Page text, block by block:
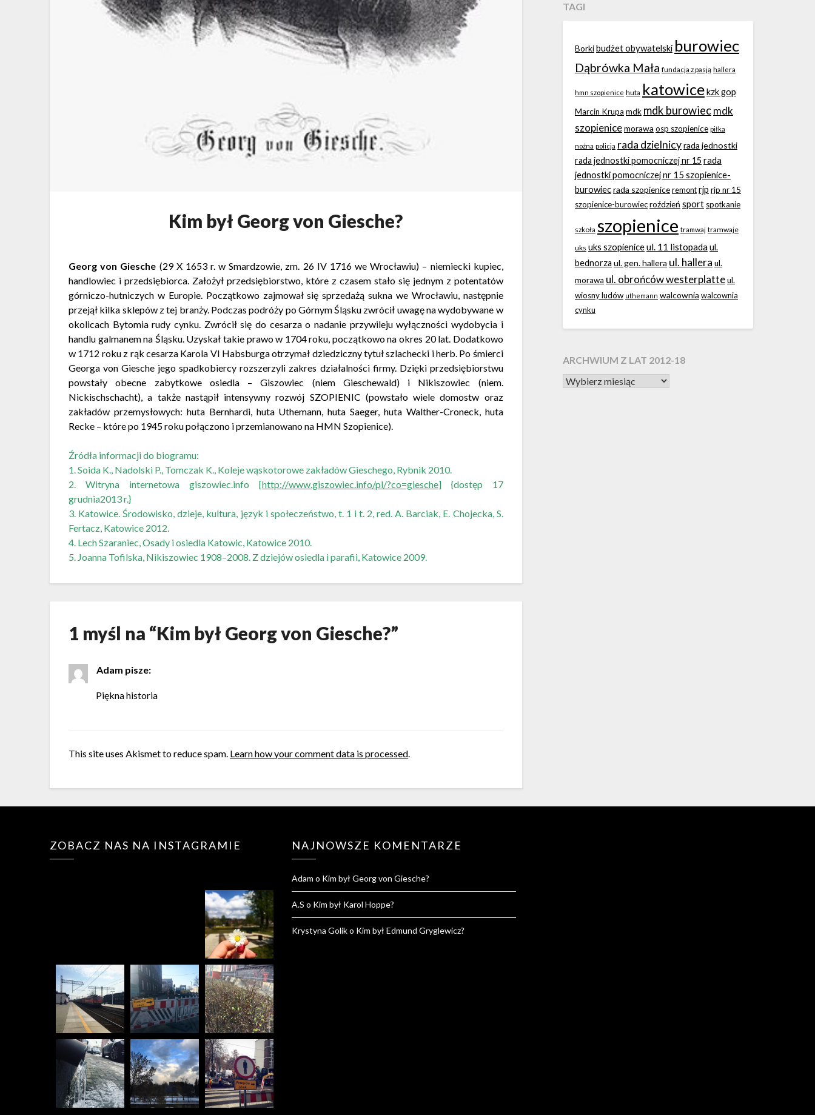
Kim był Georg von Giesche?
Georg von Giesche (29 X 1653 r. w Smardzowie, zm. 26 IV 1716 we Wrocławiu) – niemiecki kupiec,
handlowiec i przedsiębiorca. Założył przedsiębiorstwo, które z czasem stało się jednym z potentatów
górniczo-hutniczych w Europie. Początkowo zajmował się sprzedażą sukna we Wrocławiu, następnie
przejął kilka sklepów z tej branży. Podczas podróży po Górnym Śląsku zwrócił uwagę na wydobywane w
okolicach Bytomia rudy cynku. Zwrócił się do cesarza o nadanie przywileju wyłączności wydobycia i
handlu galmanem na Śląsku. Uzyskał takie prawo w 1704 roku, początkowo na okres 20 lat. Dodatkowo
w 1712 roku z rąk cesarza Karola VI Habsburga otrzymał dziedziczny tytuł szlachecki i herb. Po śmierci
Georga von Giesche jego spadkobiercy rozszerzyli zakres działalności firmy. Dzięki przedsiębiorstwu
powstały obecne zabytkowe osiedla – Giszowiec (niem Gieschewald) i Nikiszowiec (niem.
Nickischschacht), a także nastąpił intensywny rozwój SZOPIENIC (powstało wiele domostw oraz
zakładów przemysłowych: huta Bernhardi, huta Uthemann, huta Saeger, huta Walther-Croneck, huta
Recke – które po 1945 roku połączono i przemianowano na HMN Szopienice).
Źródła informacji do biogramu:
1. Soida K., Nadolski P., Tomczak K., Koleje wąskotorowe zakładów Gieschego, Rybnik 2010.
2. Witryna internetowa giszowiec.info [http://www.giszowiec.info/pl/?co=giesche] {dostęp 17
grudnia2013 r.}
3. Katowice. Środowisko, dzieje, kultura, język i społeczeństwo, t. 1 i t. 2, red. A. Barciak, E. Chojecka, S.
Fertacz, Katowice 2012.
4. Lech Szaraniec, Osady i osiedla Katowic, Katowice 2010.
5. Joanna Tofilska, Nikiszowiec 1908–2008. Z dziejów osiedla i parafii, Katowice 2009.
1 myśl na “Kim był Georg von Giesche?”
Adam pisze:
Piękna historia
This site uses Akismet to reduce spam. Learn how your comment data is processed.
TAGI
Borkibudżet obywatelski burowiec
Dąbrówka Mała fundacja z pasją hallera
hmn szopienice huta katowicekzk gop
Marcin Krupa mdk mdk burowiecmdk
szopienicemorawa osp szopienice piłka
nożna policja rada dzielnicyrada jednostki
rada jednostki pomocniczej nr 15 rada
jednostki pomocniczej nr 15 szopienice-
burowiecrada szopienice remont rjp rjp nr 15
szopienice-burowiecroździeń sport spotkanie
szkoła szopienice tramwaj tramwaje
uks uks szopieniceul. 11 listopadaul.
bednorza ul. gen. hallera ul. hallera ul.
morawa ul. obrońców westerplatteul.
wiosny ludów uthemann walcownia walcownia
cynku
ARCHWIUM Z LAT 2012-18
ZOBACZ NAS NA INSTAGRAMIE NAJNOWSZE KOMENTARZE
Adam o Kim był Georg von Giesche?
A.S o Kim był Karol Hoppe?
Krystyna Goliko Kim był Edmund Gryglewicz?